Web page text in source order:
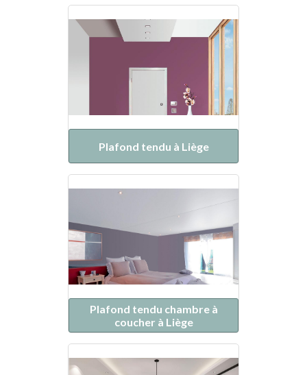
Plafond tendu à Liège
Plafond tendu chambre à
coucher à Liège